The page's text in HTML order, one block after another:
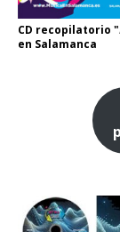
CD recopilatorio "
en Salamanca